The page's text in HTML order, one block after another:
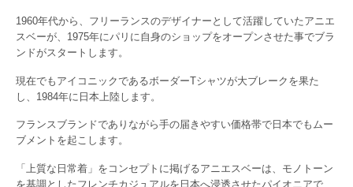
1960年代から、フリーランスのデザイナーとして活躍していたアニエ
スベーが、1975年にパリに自身のショップをオープンさせた事でブラ
ンドがスタートします。
現在でもアイコニックであるボーダーTシャツが大ブレークを果た
し、1984年に日本上陸します。
フランスブランドでありながら手の届きやすい価格帯で日本でもムー
ブメントを起こします。
「上質な日常着」をコンセプトに掲げるアニエスベーは、モノトーン
を基調としたフレンチカジュアルを日本へ浸透させたパイオニアで